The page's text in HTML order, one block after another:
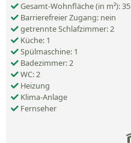
Gesamt-Wohnfläche (in m²): 35
Barrierefreier Zugang: nein
getrennte Schlafzimmer: 2
Küche: 1
Spülmaschine: 1
Badezimmer: 2
WC: 2
Heizung
Klima-Anlage
Fernseher